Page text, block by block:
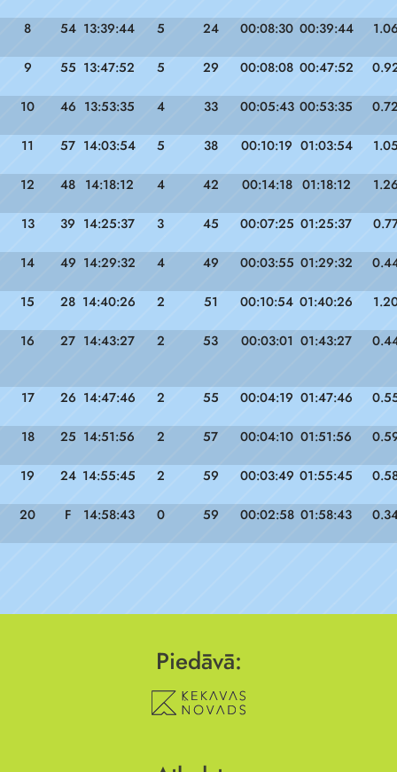
8 54 13:39:44 5 24 00:08:30 00:39:44
9 55 13:47:52 5 29 00:08:08 00:47:52
10 46 13:53:35 4 33 00:05:43 00:53:35
11 57 14:03:54 5 38 00:10:19 01:03:54
12 48 14:18:12 4 42 00:14:18 01:18:12
13 39 14:25:37 3 45 00:07:25 01:25:37
14 49 14:29:32 4 49 00:03:55 01:29:32
15 28 14:40:26 2 51 00:10:54 01:40:26
16 27 14:43:27 2 53 00:03:01 01:43:27
17 26 14:47:46 2 55 00:04:19 01:47:46
18 25 14:51:56 2 57 00:04:10 01:51:56
19 24 14:55:45 2 59 00:03:49 01:55:45
20 F 14:58:43 0 59 00:02:58 01:58:43
Piedāvā: